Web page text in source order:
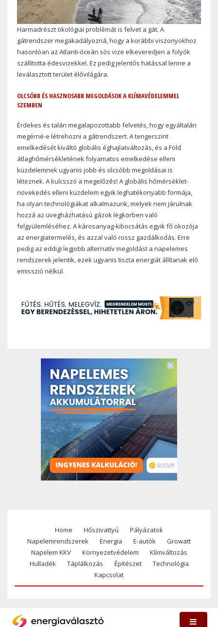
Harmadrészt ökológiai problémát is felvet a gát. A
gátrendszer megakadályozná, hogy a korábbi viszonyokhoz
hasonlóan az Atlanti-óceán sós vize elkeveredjen a folyók
szállította édesvizekkel. Ez pedig jelentős hatással lenne a
leválasztott terület élővilágára.
OLCSÓBB ÉS HASZNOSABB MEGOLDÁSOK A KLÍMAVÉDELEMMEL
SZEMBEN
Érdekes és talán megalapozottabb felvetés, hogy egyáltalán
megérné-e létrehozni a gátrendszert. A tengerszint
emelkedését kiváltó globális éghajlatváltozás, és a Föld
átlaghőmérsékletének folyamatos emelkedése elleni
küzdelemnek ugyanis jobb és olcsóbb megoldásai is
léteznek. A kulcsszó a megelőzés! A globális hőmérséklet-
növekedés elleni küzdelem egyik leghatékonyabb formája,
ha olyan technológiákat alkalmazunk, melyek nem járulnak
hozzá az üvegházhatású gázok légkörben való
felgyülemléséhez. A károsanyag-kibocsátás egyik fő okozója
az energiatermelés, és azzal való rossz gazdálkodás. Erre
pedig az eddigi legjobb alternatív megoldást a napelemes
rendszerek jelentik, ezek ugyanis tiszta energiát állítanak elő
emisszió nélkül.
Footer
menu
Home Hőszivattyú
Pályázatok
Napelemrendszerek
Energia E-autók
Growatt
Napelem KKV
Környezetvédelem
Klímváltozás
Hulladék
Táplálkozás Építészet
Technológia
Kapcsolat